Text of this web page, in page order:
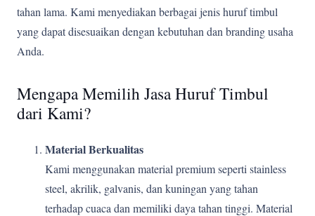
tahan lama. Kami menyediakan berbagai jenis huruf timbul
yang dapat disesuaikan dengan kebutuhan dan branding usaha
Anda.
Mengapa Memilih Jasa Huruf Timbul
dari Kami?
Material Berkualitas
Kami menggunakan material premium seperti stainless
steel, akrilik, galvanis, dan kuningan yang tahan
terhadap cuaca dan memiliki daya tahan tinggi. Material